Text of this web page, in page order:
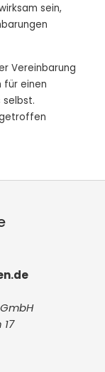
sein,
Vereinbarung
für einen